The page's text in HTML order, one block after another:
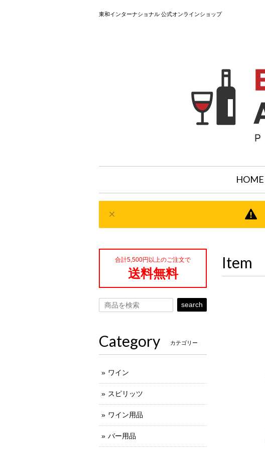
東和インターナショナル 公式オンラインショップ
HOME
Item
合計5,500円以上のご注文で
送料無料
search
Category カテゴリー
ワイン
スピリッツ
ワイン用品
バー用品